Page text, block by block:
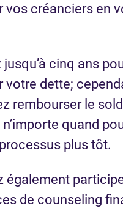
vos créanciers en
cinq ans
votre dette;
rembourser le
quand
plus tôt.
également
de counseling